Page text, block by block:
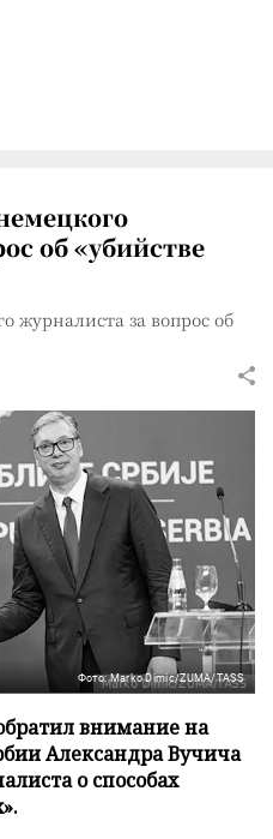
об «убийстве
журналиста за вопрос об
Фото: Marko Dimic/ZUMA/TASS
внимание на
Александра Вучича
о способах